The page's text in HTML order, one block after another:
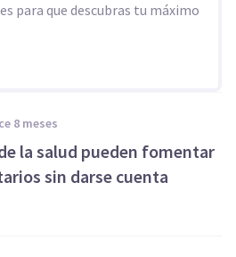
para que descubras tu máximo
8 meses
la salud pueden fomentar
sin darse cuenta